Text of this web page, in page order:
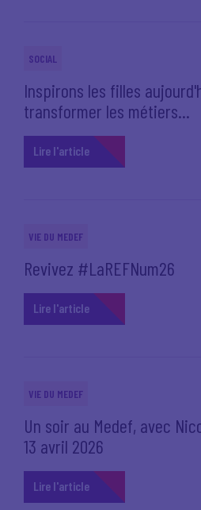
SOCIAL
Inspirons les filles
transformer les métiers...
Lire l'article
VIE DU MEDEF
Revivez #LaREFNum26
Lire l'article
VIE DU MEDEF
Un soir au Medef, avec
13 avril 2026
Lire l'article